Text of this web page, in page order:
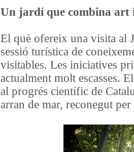
Un jardí que combina art
El què ofereix una visita al
sessió turística de
visitables. Les iniciatives
actualment molt escasses.
al progrés científic de
arran de mar, reconegut